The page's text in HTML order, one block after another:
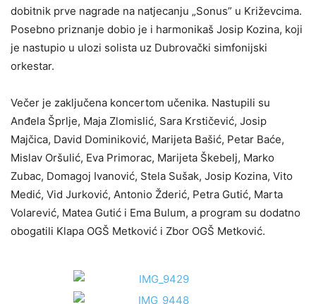
dobitnik prve nagrade na natjecanju „Sonus” u Križevcima.
Posebno priznanje dobio je i harmonikaš Josip Kozina, koji
je nastupio u ulozi solista uz Dubrovački simfonijski
orkestar.
Večer je zaključena koncertom učenika. Nastupili su
Anđela Šprlje, Maja Zlomislić, Sara Krstičević, Josip
Majčica, David Dominiković, Marijeta Bašić, Petar Baće,
Mislav Oršulić, Eva Primorac, Marijeta Škebelj, Marko
Zubac, Domagoj Ivanović, Stela Sušak, Josip Kozina, Vito
Medić, Vid Jurković, Antonio Žderić, Petra Gutić, Marta
Volarević, Matea Gutić i Ema Bulum, a program su dodatno
obogatili Klapa OGŠ Metković i Zbor OGŠ Metković.